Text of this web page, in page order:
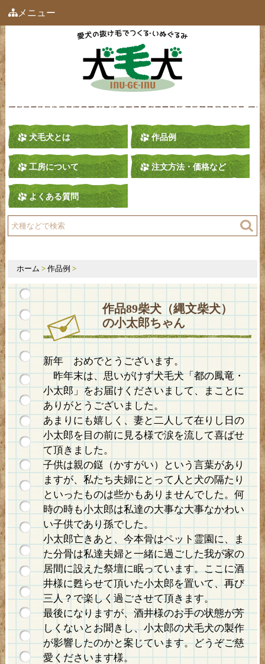
メニュー
犬毛犬とは 作品例
工房について 注文方法・価格など
よくある質問
ホーム > 作品例 >
作品89柴犬（縄文柴犬）
の小太郎ちゃん
新年 おめでとうございます。
昨年末は、思いがけず犬毛犬「都の鳳竜・
小太郎」をお届けくださいまして、まことに
ありがとうございました。
あまりにも嬉しく、妻と二人して在りし日の
小太郎を目の前に見る様で涙を流して喜ばせ
て頂きました。
子供は親の鎹（かすがい）という言葉があり
ますが、私たち夫婦にとって人と犬の隔たり
といったものは些かもありませんでした。何
時の時も小太郎は私達の大事な大事なかわい
い子供であり孫でした。
小太郎亡きあと、今本骨はペット霊園に、ま
た分骨は私達夫婦と一緒に過ごした我が家の
居間に設えた祭壇に眠っています。ここに酒
井様に甦らせて頂いた小太郎を置いて、再び
三人？で楽しく過ごさせて頂きます。
最後になりますが、酒井様のお手の状態が芳
しくないとお聞きし、小太郎の犬毛犬の製作
が影響したのかと案じています。どうぞご慈
愛くださいます様。